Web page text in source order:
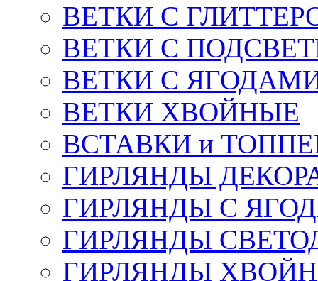
ВЕТКИ С
ВЕТКИ С
ВЕТКИ С
ВЕТКИ ХВОЙНЫЕ
ВСТАВКИ и
ГИРЛЯНДЫ
ГИРЛЯНДЫ С
ГИРЛЯНДЫ
ГИРЛЯНДЫ